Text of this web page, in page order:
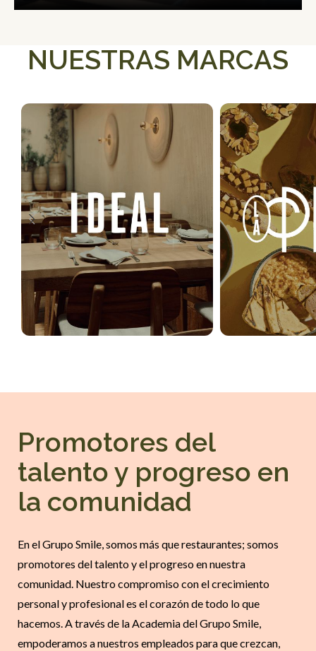
NUESTRAS MARCAS
Promotores del
talento y progreso en
la comunidad
En el Grupo Smile, somos más que restaurantes; somos
promotores del talento y el progreso en nuestra
comunidad. Nuestro compromiso con el crecimiento
personal y profesional es el corazón de todo lo que
hacemos. A través de la Academia del Grupo Smile,
empoderamos a nuestros empleados para que crezcan,